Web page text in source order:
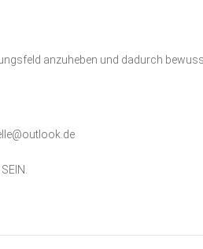
anzuheben und dadurch